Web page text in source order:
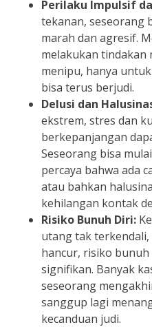
Perilaku Impulsif
tekanan, seseorang
marah dan agresif.
melakukan tindakan
menipu, hanya
bisa terus berjudi.
Delusi dan
ekstrem, stres dan
berkepanjangan
Seseorang bisa
percaya bahwa ada
atau bahkan
kehilangan kontak
Risiko Bunuh Diri:
utang tak
hancur, risiko
signifikan. Banyak
seseorang
sanggup lagi
kecanduan judi.